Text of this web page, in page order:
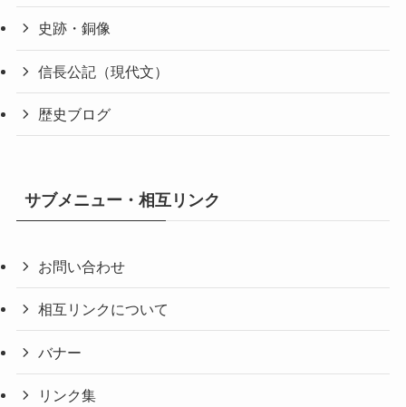
史跡・銅像
信長公記（現代文）
歴史ブログ
サブメニュー・相互リンク
お問い合わせ
相互リンクについて
バナー
リンク集